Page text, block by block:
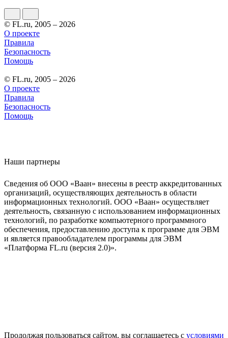
© FL.ru, 2005 – 2026
О проекте
Правила
Безопасность
Помощь
© FL.ru, 2005 – 2026
О проекте
Правила
Безопасность
Помощь
Наши партнеры
Сведения об ООО «Ваан» внесены в реестр аккредитованных
организаций, осуществляющих деятельность в области
информационных технологий. ООО «Ваан» осуществляет
деятельность, связанную с использованием информационных
технологий, по разработке компьютерного программного
обеспечения, предоставлению доступа к программе для ЭВМ
и является правообладателем программы для ЭВМ
«Платформа FL.ru (версия 2.0)».
Продолжая пользоваться сайтом, вы соглашаетесь с условиями